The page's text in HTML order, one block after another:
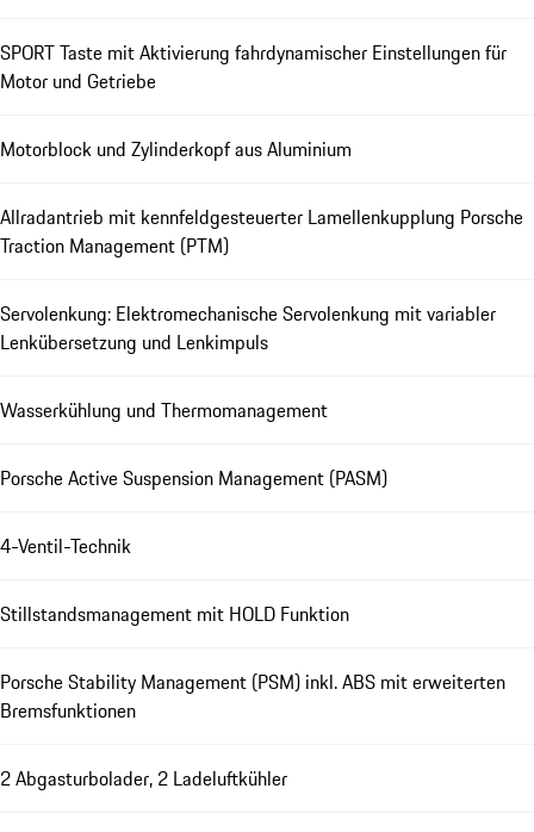
SPORT Taste mit Aktivierung fahrdynamischer Einstellungen für
Motor und Getriebe
Motorblock und Zylinderkopf aus Aluminium
Allradantrieb mit kennfeldgesteuerter Lamellenkupplung Porsche
Traction Management (PTM)
Servolenkung: Elektromechanische Servolenkung mit variabler
Lenkübersetzung und Lenkimpuls
Wasserkühlung und Thermomanagement
Porsche Active Suspension Management (PASM)
4-Ventil-Technik
Stillstandsmanagement mit HOLD Funktion
Porsche Stability Management (PSM) inkl. ABS mit erweiterten
Bremsfunktionen
2 Abgasturbolader, 2 Ladeluftkühler